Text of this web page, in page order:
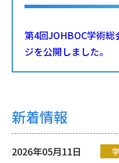
第4回JOHBOC学術総
ジを公開しました。
新着情報
2026年05月11日